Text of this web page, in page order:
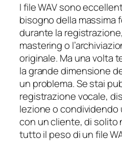
I file WAV sono
bisogno della massima
durante la
mastering o
originale. Ma una volta
la grande dimensione
un problema. Se stai
registrazione vocale,
lezione o condividendo
con un cliente, di solito
tutto il peso di un file